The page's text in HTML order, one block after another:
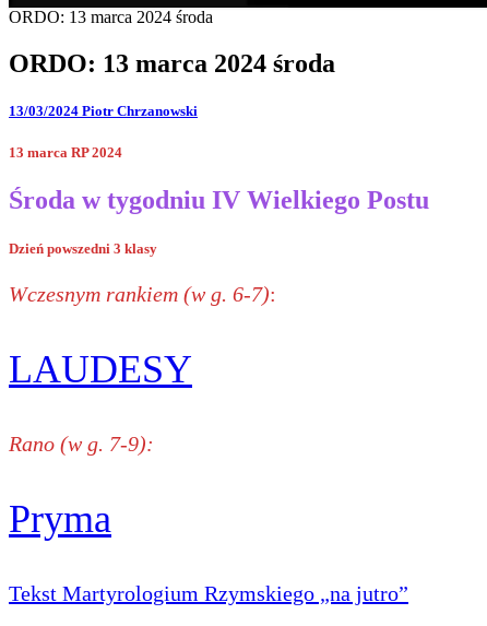
ORDO: 13 marca 2024 środa
ORDO: 13 marca 2024 środa
13/03/2024 Piotr Chrzanowski
13 marca RP 2024
Środa w tygodniu IV Wielkiego Postu
Dzień powszedni 3 klasy
Wczesnym rankiem (w g. 6-7):
LAUDESY
Rano (w g. 7-9):
Pryma
Tekst Martyrologium Rzymskiego „na jutro”